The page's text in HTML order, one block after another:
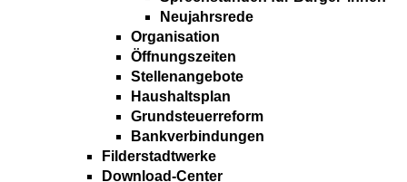
Neujahrsrede
Organisation
Öffnungszeiten
Stellenangebote
Haushaltsplan
Grundsteuerreform
Bankverbindungen
Filderstadtwerke
Download-Center